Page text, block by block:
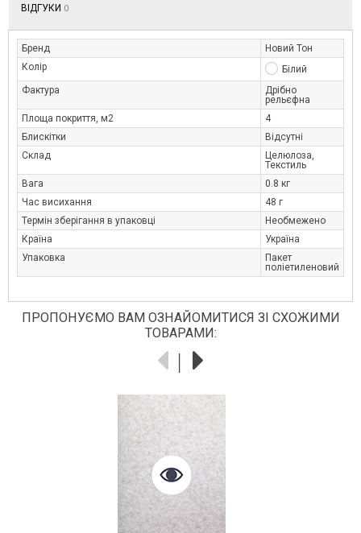
ВІДГУКИ 0
Бренд
Новий Тон
Колір
Білий
Фактура
Дрібно
рельєфна
Площа покриття, м2
4
Блискітки
Відсутні
Склад
Целюлоза,
Текстиль
Вага
0.8 кг
Час висихання
48 г
Термін зберігання в упаковці
Необмежено
Країна
Україна
Упаковка
Пакет
поліетиленовий
ПРОПОНУЄМО ВАМ ОЗНАЙОМИТИСЯ ЗІ СХОЖИМИ
ТОВАРАМИ: